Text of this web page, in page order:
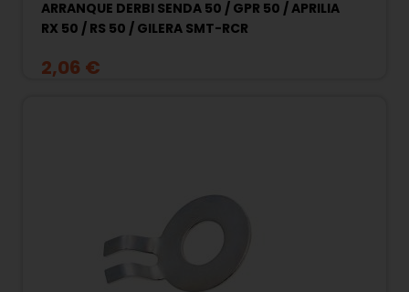
ARRANQUE DERBI SENDA 50 / GPR 50 / APRILIA
RX 50 / RS 50 / GILERA SMT-RCR
2,06 €